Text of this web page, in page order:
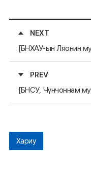
NEXT
PREV
Хариу